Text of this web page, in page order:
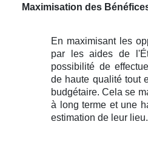
Maximisation des
En maximisant les
par les aides de
possibilité de
de haute qualité tout
budgétaire. Cela se
à long terme et une
estimation de leur lieu.